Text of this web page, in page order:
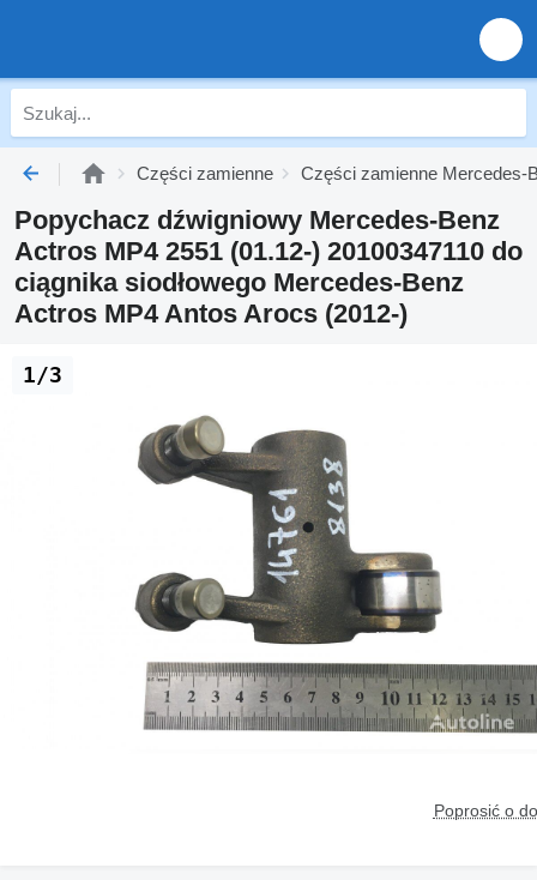
Części zamienne Części zamienne Mercedes-
Popychacz dźwigniowy Mercedes-Benz
Actros MP4 2551 (01.12-) 20100347110 do
ciągnika siodłowego Mercedes-Benz
Actros MP4 Antos Arocs (2012-)
Poprosić o
1/3